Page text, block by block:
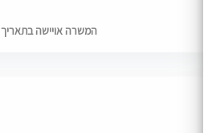
המשרה אויישה בתאריך 7/29/2026